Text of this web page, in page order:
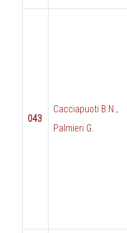
043
Cacciapuoti B.N.,
Palmieri G.